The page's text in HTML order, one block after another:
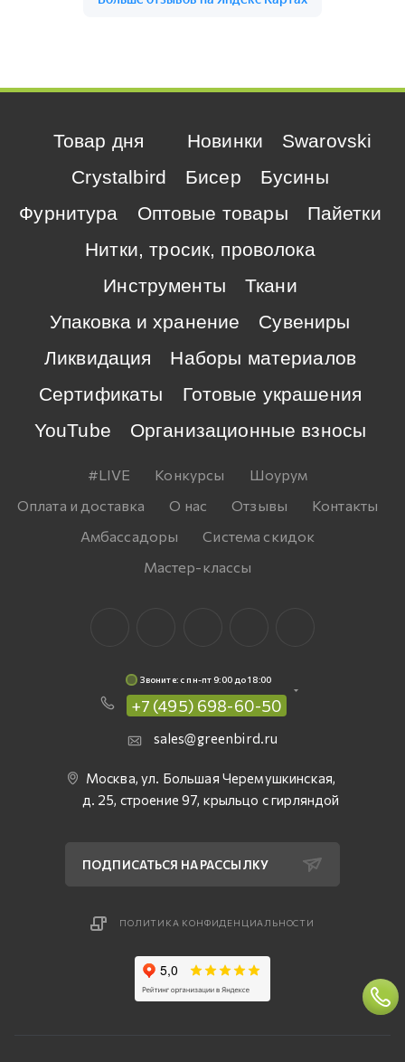
Товар дня Новинки
Swarovski
Crystalbird
Бисер
Бусины
Фурнитура
Оптовые товары
Пайетки
Нитки, тросик, проволока
Инструменты
Ткани
Упаковка и хранение
Сувениры
Ликвидация
Наборы материалов
Сертификаты
Готовые украшения
YouTube
Организационные взносы
#LIVE Конкурсы
Шоурум
Оплата и доставка
О нас Отзывы
Контакты
Амбассадоры
Система скидок
Мастер-классы
Звоните: c пн-пт 9:00 до 18:00
+7 (495) 698-60-50
sales@greenbird.ru
Москва, ул. Большая Черемушкинская,
д. 25, строение 97, крыльцо с гирляндой
ПОДПИСАТЬСЯ НА РАССЫЛКУ
ПОЛИТИКА КОНФИДЕНЦИАЛЬНОСТИ